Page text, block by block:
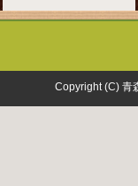
Copyright (C) 青